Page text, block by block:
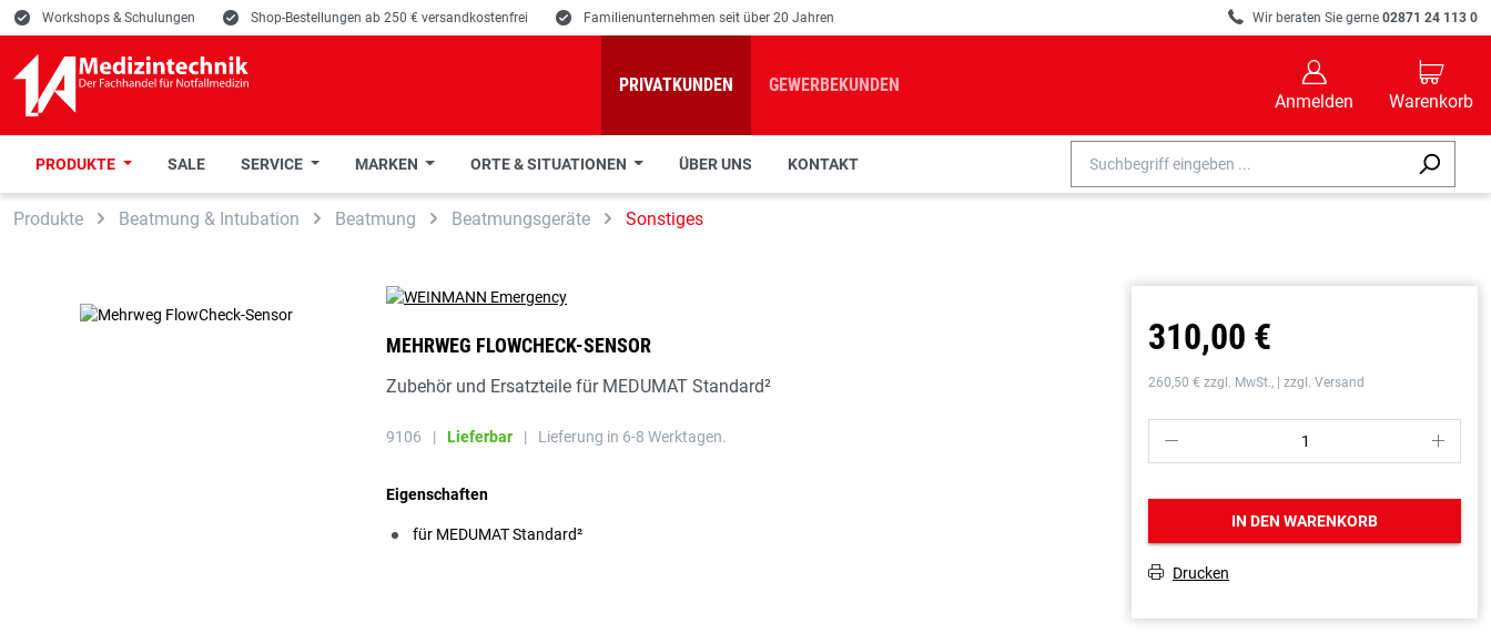
Zur Suche springen
Zur Hauptnavigation springen
E Workshops & Schulungen E Shop-Bestellungen ab 250 € versandkostenfrei E Familienunternehmen seit über 20 Jahren R Wir beraten Sie gerne 02871 24 113 0
PRIVATKUNDEN GEWERBEKUNDEN
B
Anmelden
C
Warenkorb
PRODUKTE SALE SERVICE MARKEN ORTE & SITUATIONEN ÜBER UNS KONTAKT
Produkte Beatmung & Intubation Beatmung Beatmungsgeräte Sonstiges
MEHRWEG FLOWCHECK-SENSOR
Zubehör und Ersatzteile für MEDUMAT Standard²
9106 | Lieferbar | Lieferung in 6-8 Werktagen.
Eigenschaften
für MEDUMAT Standard²
310,00 €
260,50 € zzgl. MwSt., | zzgl. Versand
P S
IN DEN WARENKORB
T Drucken